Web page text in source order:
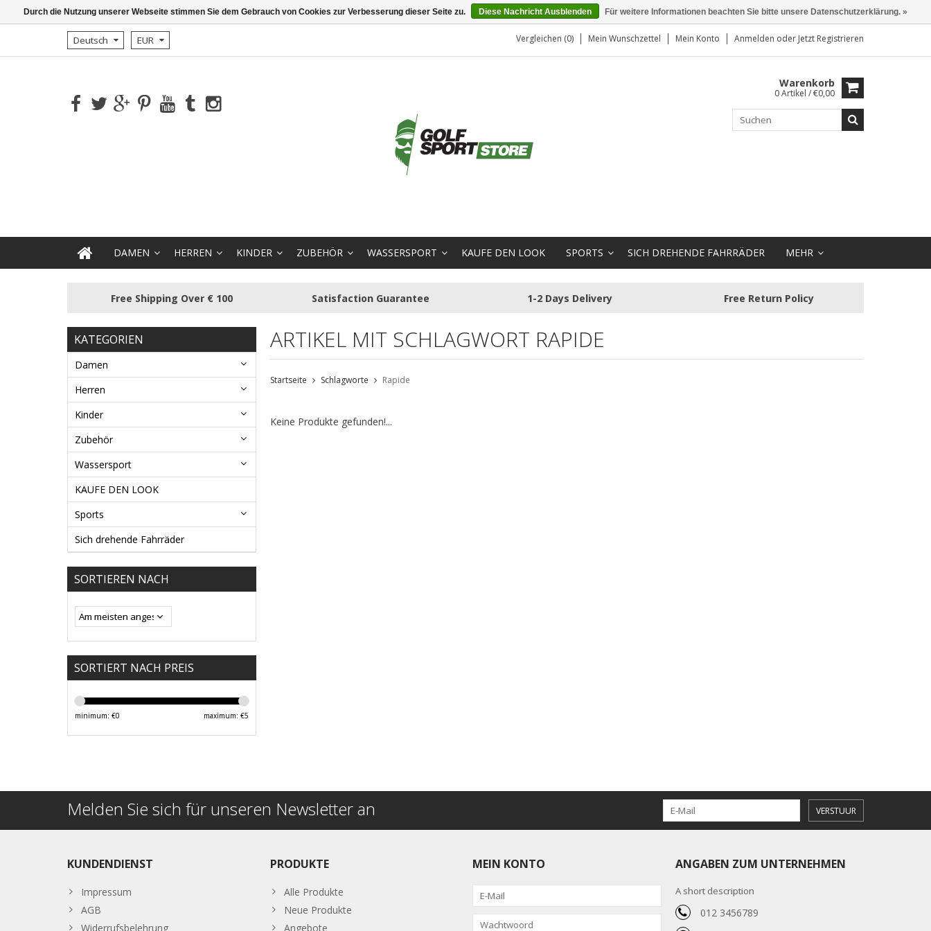
Deutsch EUR Vergleichen (0) Mein Wunschzettel Mein Konto Anmelden oder Jetzt Registrieren
Warenkorb
0 Artikel / €0,00
DAMEN HERREN KINDER ZUBEHÖR WASSERSPORT KAUFE DEN LOOK SPORTS SICH DREHENDE FAHRRÄDER MEHR
Free Shipping Over € 100 Satisfaction Guarantee 1-2 Days Delivery Free Return Policy
KATEGORIEN
Damen
Herren
Kinder
Zubehör
Wassersport
KAUFE DEN LOOK
Sports
Sich drehende Fahrräder
SORTIEREN NACH
SORTIERT NACH PREIS
minimum: €0 maximum: €5
ARTIKEL MIT SCHLAGWORT RAPIDE
Startseite Schlagworte Rapide
Keine Produkte gefunden!...
Melden Sie sich für unseren Newsletter an VERSTUUR
KUNDENDIENST
Impressum
AGB
Widerrufsbelehrung
PRODUKTE
Alle Produkte
Neue Produkte
Angebote
MEIN KONTO ANGABEN ZUM UNTERNEHMEN
A short description
012 3456789
Durch die Nutzung unserer Webseite stimmen Sie dem Gebrauch von Cookies zur Verbesserung dieser Seite zu. Diese Nachricht Ausblenden Für weitere Informationen beachten Sie bitte unsere Datenschutzerklärung. »